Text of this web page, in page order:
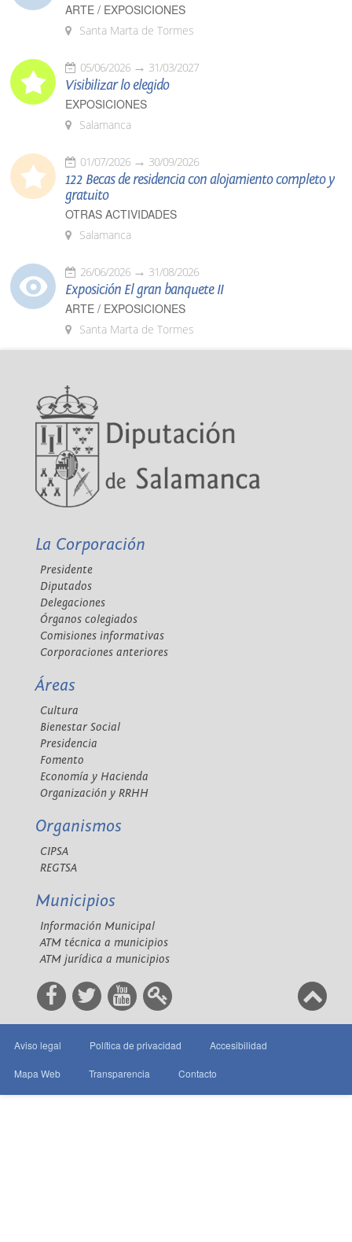
ARTE / EXPOSICIONES
Santa Marta de Tormes
05/06/2026 31/03/2027
Visibilizar lo elegido
EXPOSICIONES
Salamanca
01/07/2026 30/09/2026
122 Becas de residencia con alojamiento completo y
gratuito
OTRAS ACTIVIDADES
Salamanca
26/06/2026 31/08/2026
Exposición El gran banquete II
ARTE / EXPOSICIONES
Santa Marta de Tormes
La Corporación
Presidente
Diputados
Delegaciones
Órganos colegiados
Comisiones informativas
Corporaciones anteriores
Áreas
Cultura
Bienestar Social
Presidencia
Fomento
Economía y Hacienda
Organización y RRHH
Organismos
CIPSA
REGTSA
Municipios
Información Municipal
ATM técnica a municipios
ATM jurídica a municipios
Aviso legal Política de privacidad Accesibilidad
Mapa Web Transparencia Contacto